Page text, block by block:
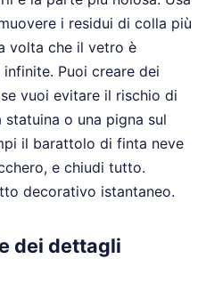
i residui di colla più
volta che il vetro è
Puoi creare dei
vuoi evitare il rischio di
o una pigna sul
il barattolo di finta neve
e chiudi tutto.
decorativo istantaneo.
dei dettagli